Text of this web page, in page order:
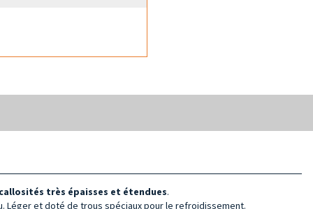
très épaisses et étendues.
Léger et doté de trous spéciaux pour le refroidissement.